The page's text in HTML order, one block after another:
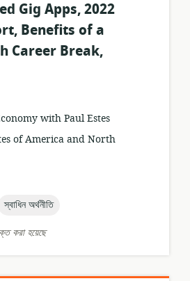
Gig Apps, 2022
Benefits of a
Career Break,
with Paul Estes
of America and North
topic:
স্বাধিন অর্থনীতি
করা হয়েছে